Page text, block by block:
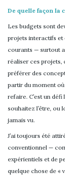
De quelle façon la
Les budgets sont
projets interactifs et
courants — surtout
réaliser ces projets,
préférer des
partir du moment où
refaire. C’est un
souhaitez l’être, ou
jamais vu.
J’ai toujours été
conventionnel —
expérientiels et de
quelque chose de «